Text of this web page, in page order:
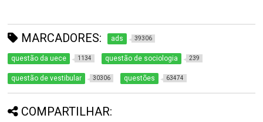
MARCADORES: ads 39306
questão da uece 1134 questão de sociologia 239
questão de vestibular 30306 questões 63474
COMPARTILHAR: